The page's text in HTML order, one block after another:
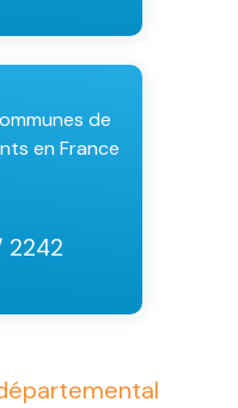
de
en France
2242